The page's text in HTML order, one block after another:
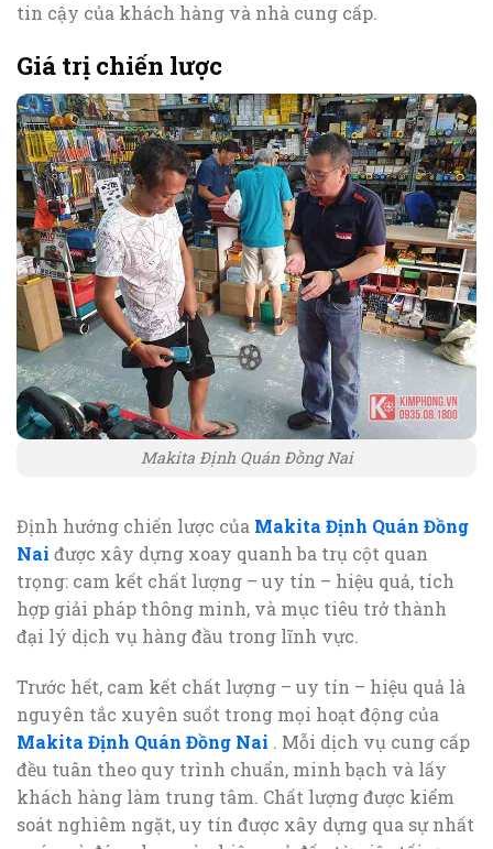
tin cậy của khách hàng và nhà cung cấp.
Giá trị chiến lược
Makita Định Quán Đồng Nai
Định hướng chiến lược của Makita Định Quán Đồng
Nai được xây dựng xoay quanh ba trụ cột quan
trọng: cam kết chất lượng – uy tín – hiệu quả, tích
hợp giải pháp thông minh, và mục tiêu trở thành
đại lý dịch vụ hàng đầu trong lĩnh vực.
Trước hết, cam kết chất lượng – uy tín – hiệu quả là
nguyên tắc xuyên suốt trong mọi hoạt động của
Makita Định Quán Đồng Nai . Mỗi dịch vụ cung cấp
đều tuân theo quy trình chuẩn, minh bạch và lấy
khách hàng làm trung tâm. Chất lượng được kiểm
soát nghiêm ngặt, uy tín được xây dựng qua sự nhất